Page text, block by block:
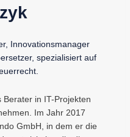
Innovationsmanager
spezialisiert auf
in IT-Projekten
Im Jahr 2017
GmbH, in dem er die